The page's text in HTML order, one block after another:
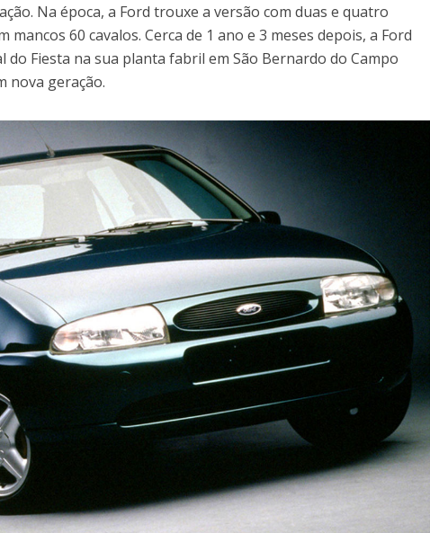
Na época, a Ford trouxe a versão com duas e quatro
60 cavalos. Cerca de 1 ano e 3 meses depois, a Ford
Fiesta na sua planta fabril em São Bernardo do Campo
nova geração.